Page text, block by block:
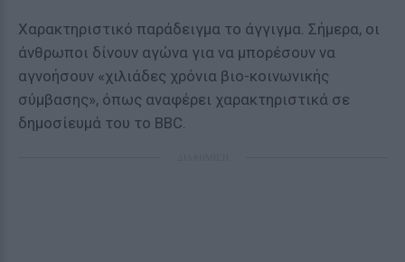
Χαρακτηριστικό παράδειγμα το άγγιγμα. Σήμερα, οι
άνθρωποι δίνουν αγώνα για να μπορέσουν να
αγνοήσουν «χιλιάδες χρόνια βιο-κοινωνικής
σύμβασης», όπως αναφέρει χαρακτηριστικά σε
δημοσίευμά του το BBC.